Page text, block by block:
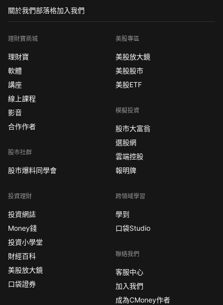
關於我們部落格加入我們
理財寶商城
理財寶
軟體
講座
線上課程
影音
合作作者
股市社群
股市爆料同學會
投資理財
投資網誌
Money錢
投資小學堂
財經百科
美股放大鏡
口袋證券
美股專區
美股放大鏡
美股股市
美股ETF
模擬投資
股市大富翁
選股網
雲端控股
報明牌
跨領域學習
學到
口袋Studio
聯絡我們
客服中心
加入我們
成為CMoney作者